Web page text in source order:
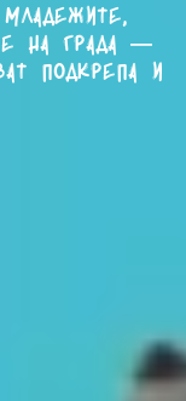
на града —
подкрепа и